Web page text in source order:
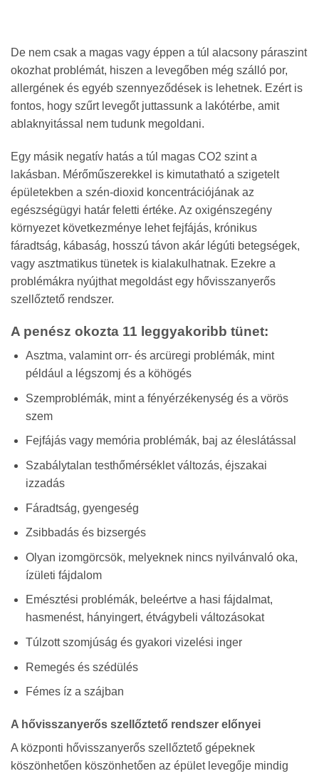
De nem csak a magas vagy éppen a túl alacsony páraszint
okozhat problémát, hiszen a levegőben még szálló por,
allergének és egyéb szennyeződések is lehetnek. Ezért is
fontos, hogy szűrt levegőt juttassunk a lakótérbe, amit
ablaknyitással nem tudunk megoldani.
Egy másik negatív hatás a túl magas CO2 szint a
lakásban. Mérőműszerekkel is kimutatható a szigetelt
épületekben a szén-dioxid koncentrációjának az
egészségügyi határ feletti értéke. Az oxigénszegény
környezet következménye lehet fejfájás, krónikus
fáradtság, kábaság, hosszú távon akár légúti betegségek,
vagy asztmatikus tünetek is kialakulhatnak. Ezekre a
problémákra nyújthat megoldást egy hővisszanyerős
szellőztető rendszer.
A penész okozta 11 leggyakoribb tünet:
Asztma, valamint orr- és arcüregi problémák, mint
például a légszomj és a köhögés
Szemproblémák, mint a fényérzékenység és a vörös
szem
Fejfájás vagy memória problémák, baj az éleslátással
Szabálytalan testhőmérséklet változás, éjszakai
izzadás
Fáradtság, gyengeség
Zsibbadás és bizsergés
Olyan izomgörcsök, melyeknek nincs nyilvánvaló oka,
ízületi fájdalom
Emésztési problémák, beleértve a hasi fájdalmat,
hasmenést, hányingert, étvágybeli változásokat
Túlzott szomjúság és gyakori vizelési inger
Remegés és szédülés
Fémes íz a szájban
A hővisszanyerős szellőztető rendszer előnyei
A központi hővisszanyerős szellőztető gépeknek
köszönhetően köszönhetően az épület levegője mindig